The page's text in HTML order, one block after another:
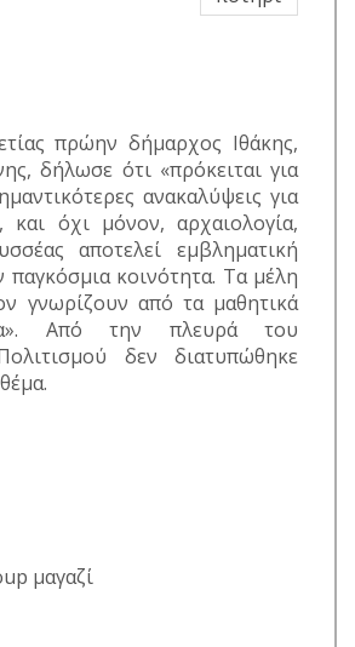
πρώην δήμαρχος Ιθάκης,
δήλωσε ότι «πρόκειται για
ανακαλύψεις για
και όχι μόνον, αρχαιολογία,
αποτελεί εμβληματική
παγκόσμια κοινότητα. Τα μέλη
γνωρίζουν από τα μαθητικά
Από την πλευρά του
δεν διατυπώθηκε